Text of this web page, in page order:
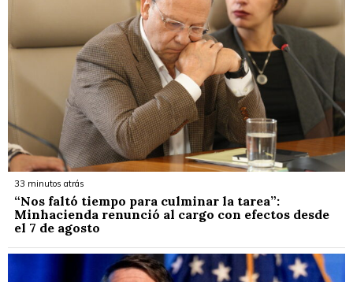
33 minutos atrás
“Nos faltó tiempo para culminar la tarea”:
Minhacienda renunció al cargo con efectos desde
el 7 de agosto